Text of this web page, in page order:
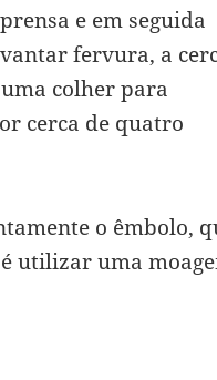
e em seguida
fervura, a
colher para
cerca de quatro
o êmbolo,
utilizar uma